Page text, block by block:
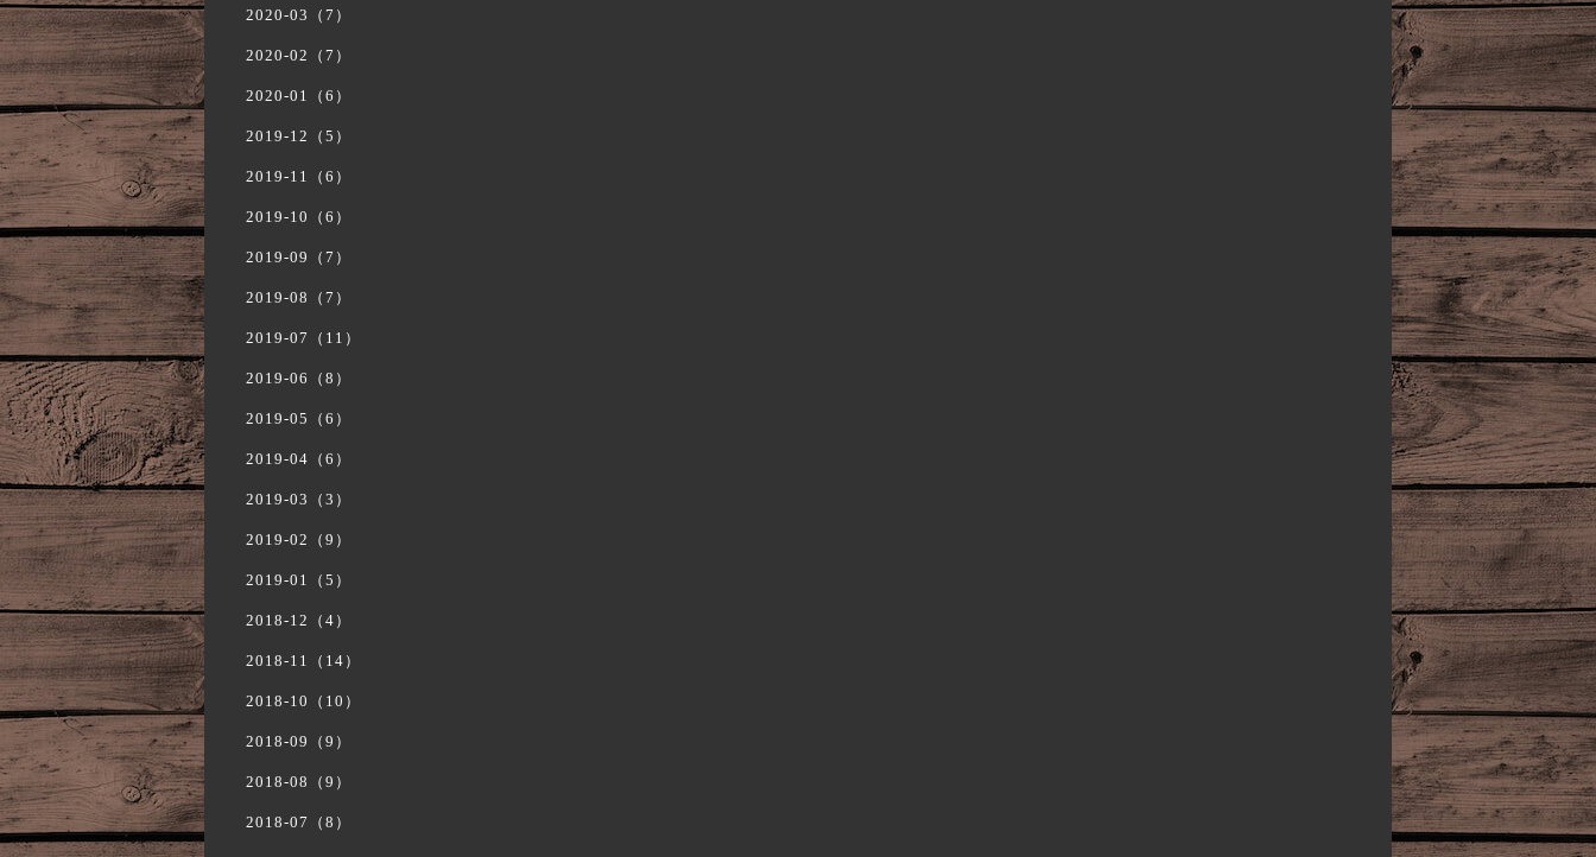
2020-03（7）
2020-02（7）
2020-01（6）
2019-12（5）
2019-11（6）
2019-10（6）
2019-09（7）
2019-08（7）
2019-07（11）
2019-06（8）
2019-05（6）
2019-04（6）
2019-03（3）
2019-02（9）
2019-01（5）
2018-12（4）
2018-11（14）
2018-10（10）
2018-09（9）
2018-08（9）
2018-07（8）